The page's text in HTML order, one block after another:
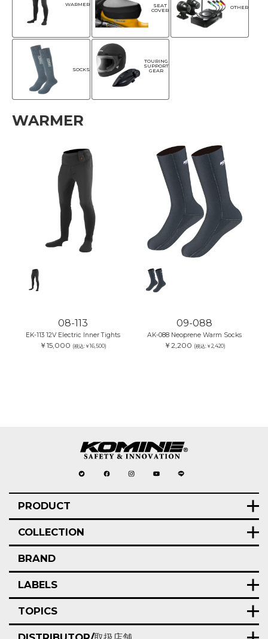
WARMER
SEAT
COVER
OTHER
SOCKS
TOURING
SUPPORT
GEAR
WARMER
08-113
EK-113 12V Electric Inner Tights
￥15,000 (税込:￥16,500)
09-088
AK-088 Neoprene Warm Socks
￥2,200 (税込:￥2,420)
PRODUCT
COLLECTION
BRAND
LABELS
TOPICS